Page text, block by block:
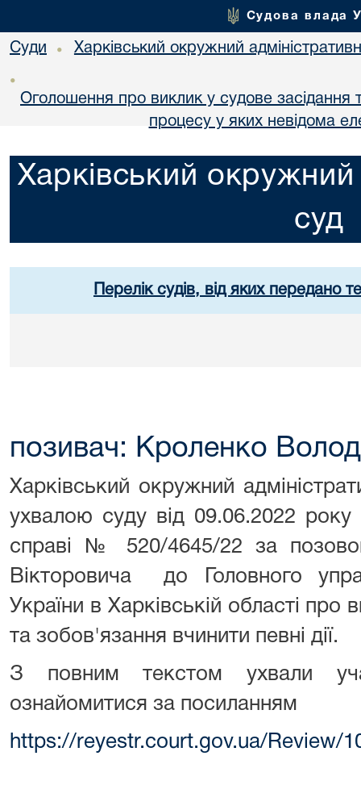
Судова влада
Суди • Харківський окружний
•
Оголошення про виклик у судове засідання
процесу у яких невідома
Харківський окружний
суд
Перелік судів, від яких передано
позивач: Кроленко
Харківський окружний
ухвалою суду від 09.06.2022
справі № 520/4645/22 за
Вікторовича до Головного
України в Харківській області про
та зобов'язання вчинити певні дії.
З повним текстом ухвали
ознайомитися за посиланням
https://reyestr.court.gov.ua/Review/